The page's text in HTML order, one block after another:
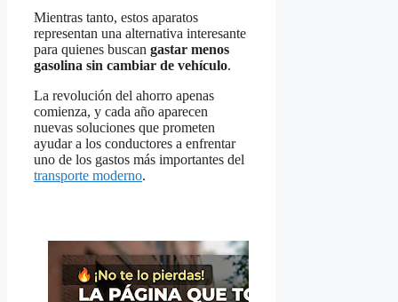
Mientras tanto, estos aparatos
representan una alternativa interesante
para quienes buscan gastar menos
gasolina sin cambiar de vehículo.
La revolución del ahorro apenas
comienza, y cada año aparecen
nuevas soluciones que prometen
ayudar a los conductores a enfrentar
uno de los gastos más importantes del
transporte moderno.